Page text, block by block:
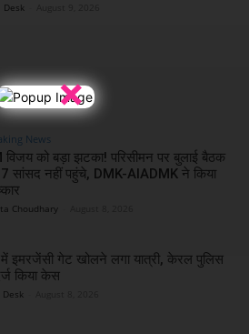
×
Desk
News
विजय को बड़ा झटका! परिसीमन पर बुलाई बैठक
सांसद नहीं पहुंचे, DMK-AIADMK ने किया
Choudhary
में इमरजेंसी गेट खोलने लगा यात्री, केरल पुलिस
किया केस
Desk